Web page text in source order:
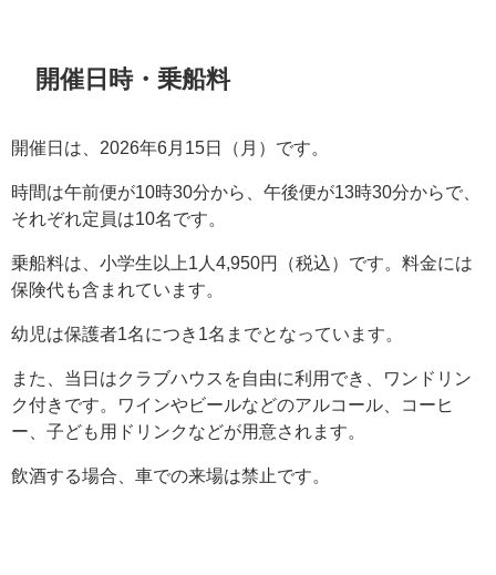
開催日時・乗船料
開催日は、2026年6月15日（月）です。
時間は午前便が10時30分から、午後便が13時30分からで、
それぞれ定員は10名です。
乗船料は、小学生以上1人4,950円（税込）です。料金には
保険代も含まれています。
幼児は保護者1名につき1名までとなっています。
また、当日はクラブハウスを自由に利用でき、ワンドリン
ク付きです。ワインやビールなどのアルコール、コーヒ
ー、子ども用ドリンクなどが用意されます。
飲酒する場合、車での来場は禁止です。